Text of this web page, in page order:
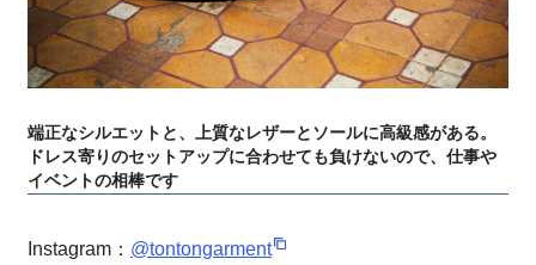
端正なシルエットと、上質なレザーとソールに高級感がある。
ドレス寄りのセットアップに合わせても負けないので、仕事や
イベントの相棒です
Instagram： @tontongarment